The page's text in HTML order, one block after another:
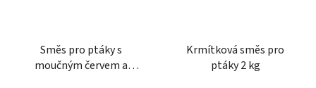
Směs pro ptáky s
moučným červem a
Krmítková směs pro
ptáky 2 kg